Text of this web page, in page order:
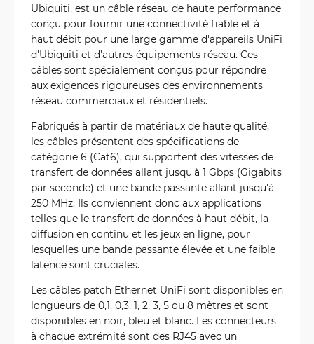
Ubiquiti, est un câble réseau de haute performance
conçu pour fournir une connectivité fiable et à
haut débit pour une large gamme d'appareils UniFi
d'Ubiquiti et d'autres équipements réseau. Ces
câbles sont spécialement conçus pour répondre
aux exigences rigoureuses des environnements
réseau commerciaux et résidentiels.
Fabriqués à partir de matériaux de haute qualité,
les câbles présentent des spécifications de
catégorie 6 (Cat6), qui supportent des vitesses de
transfert de données allant jusqu'à 1 Gbps (Gigabits
par seconde) et une bande passante allant jusqu'à
250 MHz. Ils conviennent donc aux applications
telles que le transfert de données à haut débit, la
diffusion en continu et les jeux en ligne, pour
lesquelles une bande passante élevée et une faible
latence sont cruciales.
Les câbles patch Ethernet UniFi sont disponibles en
longueurs de 0,1, 0,3, 1, 2, 3, 5 ou 8 mètres et sont
disponibles en noir, bleu et blanc. Les connecteurs
à chaque extrémité sont des RJ45 avec un